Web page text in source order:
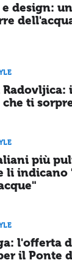
design:
Radovljica:
che ti
più
li indicano
l'offerta
il Ponte